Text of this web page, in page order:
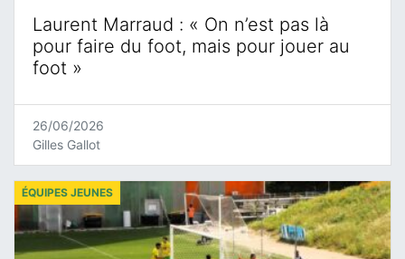
Laurent Marraud : « On n’est pas là
pour faire du foot, mais pour jouer au
foot »
26/06/2026
Gilles Gallot
ÉQUIPES JEUNES